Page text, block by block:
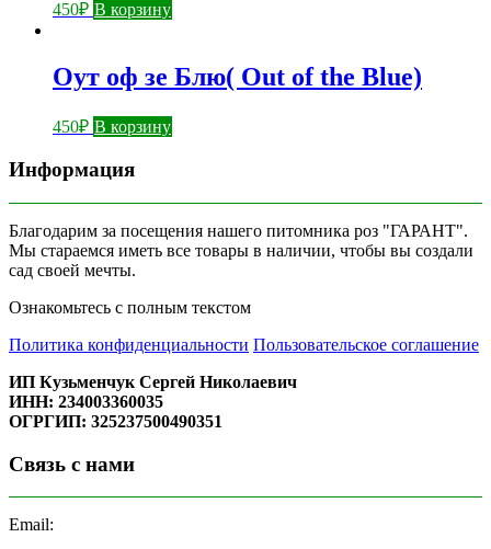
450₽ В корзину
Оут оф зе Блю( Out of the Blue)
450₽ В корзину
Информация
Благодарим за посещения нашего питомника роз "ГАРАНТ".
Мы стараемся иметь все товары в наличии, чтобы вы создали
сад своей мечты.
Ознакомьтесь с полным текстом
Политика конфиденциальности Пользовательское соглашение
ИП Кузьменчук Сергей Николаевич
ИНН: 234003360035
ОГРГИП: 325237500490351
Связь с нами
Email: